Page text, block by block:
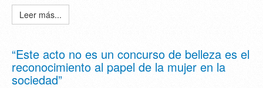
Leer más...
“Este acto no es un concurso de belleza es el
reconocimiento al papel de la mujer en la
sociedad”